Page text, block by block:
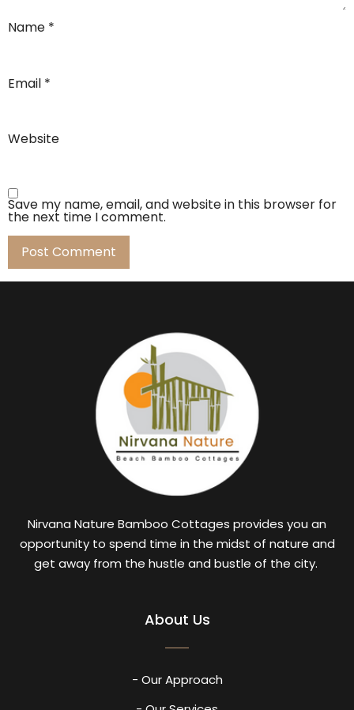
Name *
Email *
Website
Save my name, email, and website in this browser for
the next time I comment.
Nirvana Nature Bamboo Cottages provides you an
opportunity to spend time in the midst of nature and
get away from the hustle and bustle of the city.
About Us
- Our Approach